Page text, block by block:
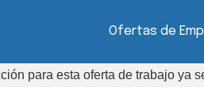
Ofertas de
para esta oferta de trabajo ya